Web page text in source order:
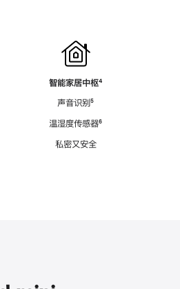
智能家居中枢脚
⁴
声音识别脚
⁵
温湿度传感器脚
⁶
私密又安全